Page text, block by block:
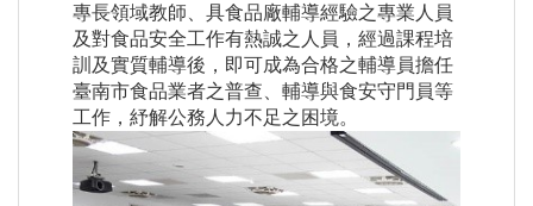
專長領域教師、具食品廠輔導經驗之專業人員
及對食品安全工作有熱誠之人員，經過課程培
訓及實質輔導後，即可成為合格之輔導員擔任
臺南市食品業者之普查、輔導與食安守門員等
工作，紓解公務人力不足之困境。